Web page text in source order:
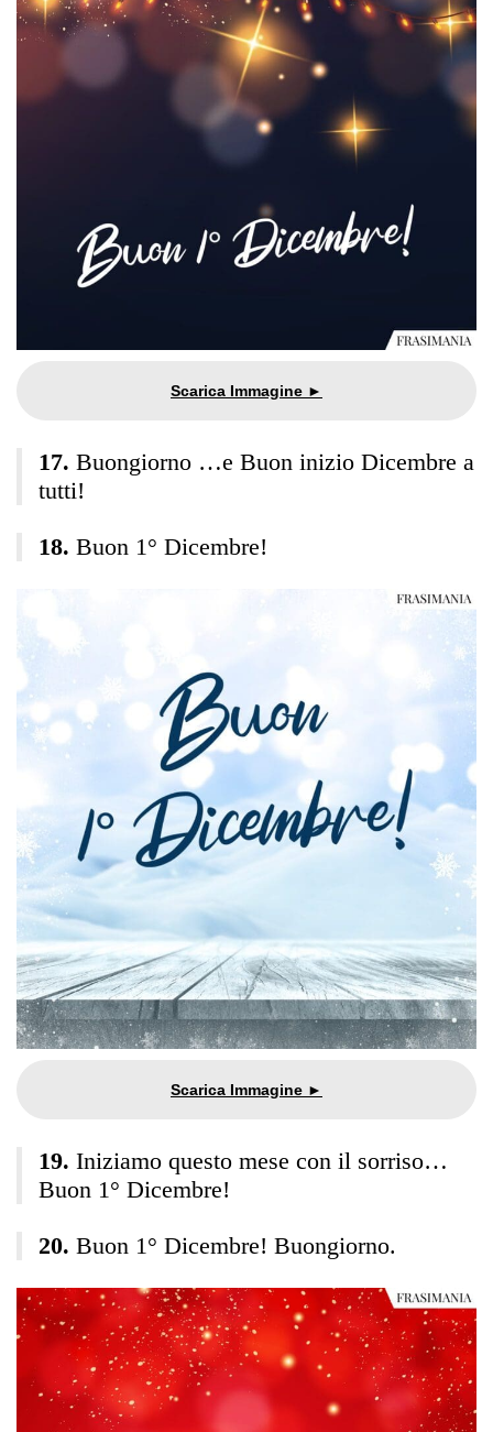
Buongiorno …e Buon inizio Dicembre a
tutti!
Buon 1° Dicembre!
Iniziamo questo mese con il sorriso…
Buon 1° Dicembre!
Buon 1° Dicembre! Buongiorno.